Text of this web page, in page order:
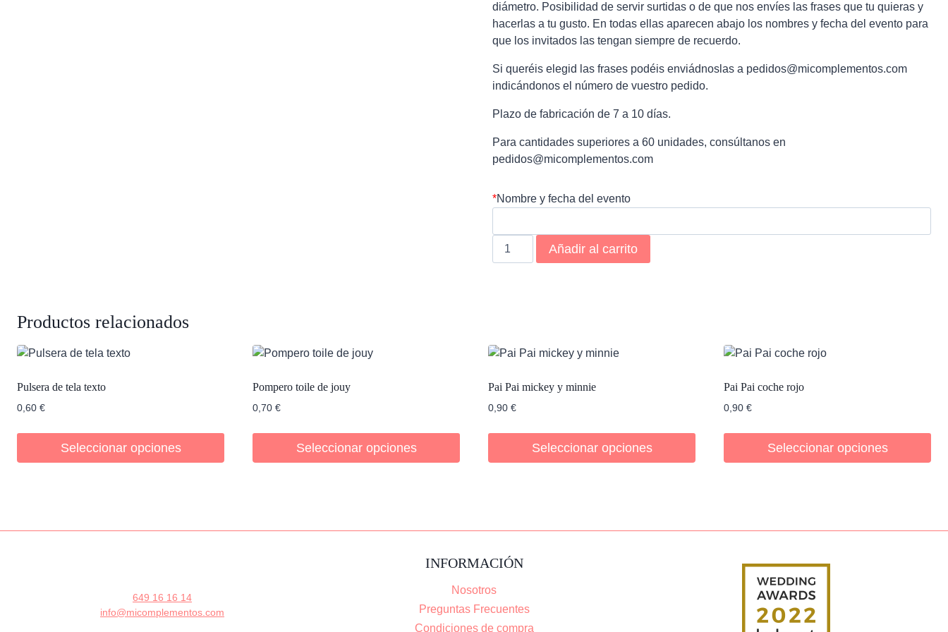
diámetro. Posibilidad de servir surtidas o de que nos envíes las frases que tu quieras y
hacerlas a tu gusto. En todas ellas aparecen abajo los nombres y fecha del evento para
que los invitados las tengan siempre de recuerdo.
Si queréis elegid las frases podéis enviádnoslas a pedidos@micomplementos.com
indicándonos el número de vuestro pedido.
Plazo de fabricación de 7 a 10 días.
Para cantidades superiores a 60 unidades, consúltanos en
pedidos@micomplementos.com
*Nombre y fecha del evento
Pack
100
Añadir al carrito
Productos relacionados
Pulsera de tela texto
0,60 €
Seleccionar opciones
Pompero toile de jouy
0,70 €
Seleccionar opciones
Pai Pai mickey y minnie
0,90 €
Seleccionar opciones
Pai Pai coche rojo
0,90 €
Seleccionar opciones
649 16 16 14
info@micomplementos.com
INFORMACIÓN
Nosotros
Preguntas Frecuentes
Condiciones de compra